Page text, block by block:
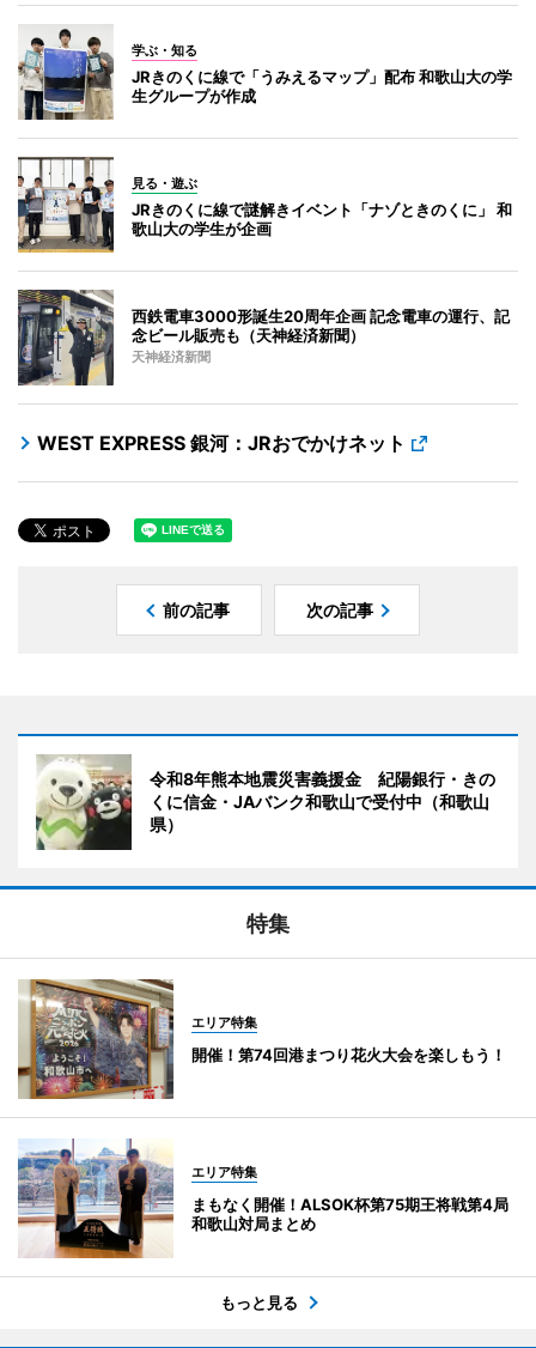
学ぶ・知る
JRきのくに線で「うみえるマップ」配布 和歌山大の学
生グループが作成
見る・遊ぶ
JRきのくに線で謎解きイベント「ナゾときのくに」 和
歌山大の学生が企画
西鉄電車3000形誕生20周年企画 記念電車の運行、記
念ビール販売も（天神経済新聞）
天神経済新聞
WEST EXPRESS 銀河：JRおでかけネット
前の記事 次の記事
令和8年熊本地震災害義援金 紀陽銀行・きの
くに信金・JAバンク和歌山で受付中（和歌山
県）
特集
エリア特集
開催！第74回港まつり花火大会を楽しもう！
エリア特集
まもなく開催！ALSOK杯第75期王将戦第4局
和歌山対局まとめ
もっと見る